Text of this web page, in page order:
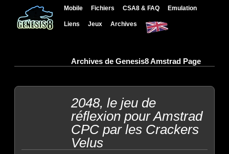
Mobile Fichiers CSA8 & FAQ Emulation
Liens Jeux Archives
Archives de Genesis8 Amstrad Page
2048, le jeu de
réflexion pour Amstrad
CPC par les Crackers
Velus